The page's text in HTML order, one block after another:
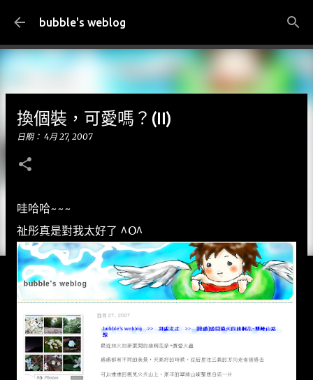
跳到主要內容
bubble's weblog
換個裝，可愛嗎？(II)
日期： 4月 27, 2007
哇哈哈~~~
祉彤真是對我太好了 ^O^